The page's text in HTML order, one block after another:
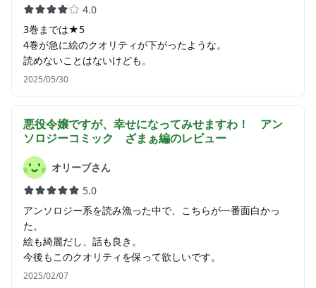
4.0
3巻までは★5
4巻が急に絵のクオリティが下がったような。
読めないことはないけども。
2025/05/30
悪役令嬢ですが、幸せになってみせますわ！ アン
ソロジーコミック ざまぁ編のレビュー
オリーブさん
5.0
アンソロジー系を読み漁った中で、こちらが一番面白かっ
た。
絵も綺麗だし、話も良き。
今後もこのクオリティを保って欲しいです。
2025/02/07